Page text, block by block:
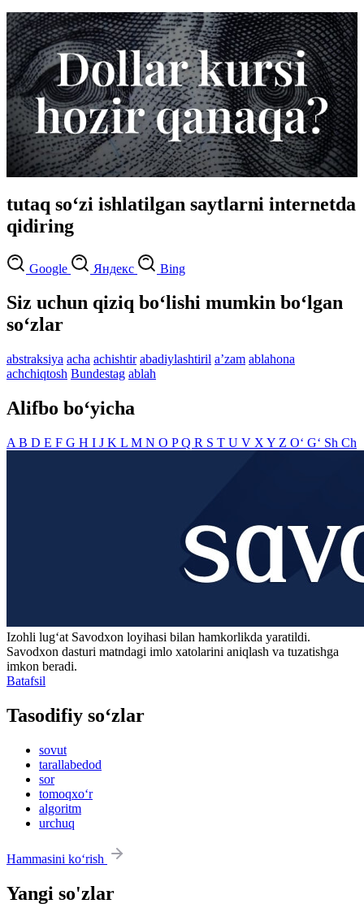
tutaq so‘zi ishlatilgan saytlarni internetda
qidiring
Google Яндекс Bing
Siz uchun qiziq bo‘lishi mumkin bo‘lgan
so‘zlar
abstraksiya acha achishtir abadiylashtiril aʼzam ablahona
achchiqtosh Bundestag ablah
Alifbo bo‘yicha
A B D E F G H I J K L M N O PQ R S T U V X Y Z O‘ G‘ Sh Ch
Izohli lugʻat Savodxon loyihasi bilan hamkorlikda yaratildi.
Savodxon dasturi matndagi imlo xatolarini aniqlash va tuzatishga
imkon beradi.
Batafsil
Tasodifiy so‘zlar
sovut
tarallabedod
sor
tomoqxo‘r
algoritm
urchuq
Hammasini ko‘rish
Yangi so'zlar